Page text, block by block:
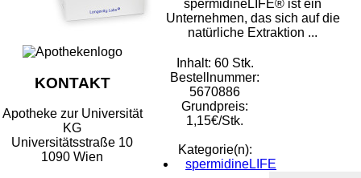
spermidineLIFE® ist ein
Unternehmen, das sich auf die
natürliche Extraktion ...
Inhalt: 60 Stk.
Bestellnummer:
5670886
Grundpreis:
1,15€/Stk.
Kategorie(n):
spermidineLIFE
KONTAKT
Apotheke zur Universität
KG
Universitätsstraße 10
1090 Wien